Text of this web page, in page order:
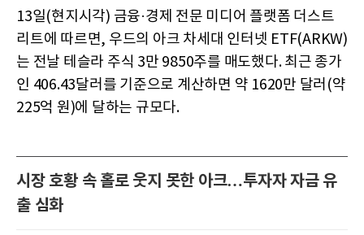
13일(현지시각) 금융·경제 전문 미디어 플랫폼 더스트
리트에 따르면, 우드의 아크 차세대 인터넷 ETF(ARKW)
는 전날 테슬라 주식 3만 9850주를 매도했다. 최근 종가
인 406.43달러를 기준으로 계산하면 약 1620만 달러(약
225억 원)에 달하는 규모다.
시장 호황 속 홀로 웃지 못한 아크…투자자 자금 유
출 심화